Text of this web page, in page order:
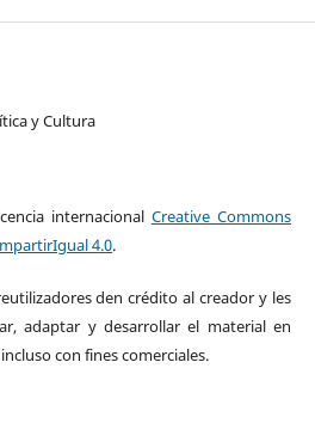
y Cultura
internacional Creative Commons
4.0.
den crédito al creador y les
adaptar y desarrollar el material en
con fines comerciales.